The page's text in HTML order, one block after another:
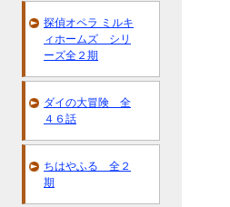
探偵オペラ ミルキ
ィホームズ シリ
ーズ全２期
ダイの大冒険 全
４６話
ちはやふる 全２
期